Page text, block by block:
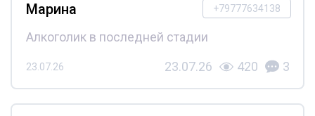
+79777634138
Марина
Алкоголик в последней стадии
23.07.26 23.07.26 420 3